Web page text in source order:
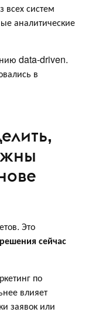
систем
аналитические
data-driven.
в
Это
сейчас
по
влияет
заявок или